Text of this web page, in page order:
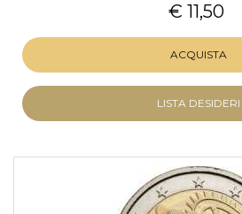
€ 11,50
ACQUISTA
LISTA DESIDERI